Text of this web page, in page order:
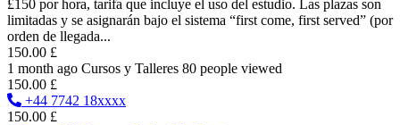
£150 por hora, tarifa que incluye el uso del estudio. Las plazas son
limitadas y se asignarán bajo el sistema “first come, first served” (por
orden de llegada...
150.00 £
1 month ago Cursos y Talleres 80 people viewed
150.00 £
+44 7742 18xxxx
150.00 £